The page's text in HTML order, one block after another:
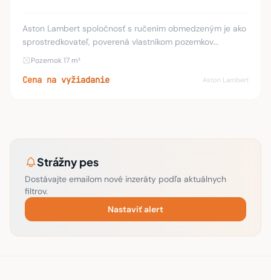
Aston Lambert spoločnosť s ručením obmedzeným je ako
sprostredkovateľ, poverená vlastníkom pozemkov
nachádzajúcich sa v blízkosti bytových domov na ul. Úžiny
Pozemok 17 m²
Cena na vyžiadanie Aston Lambert
Strážny pes
Dostávajte emailom nové inzeráty podľa aktuálnych
filtrov.
Nastaviť alert